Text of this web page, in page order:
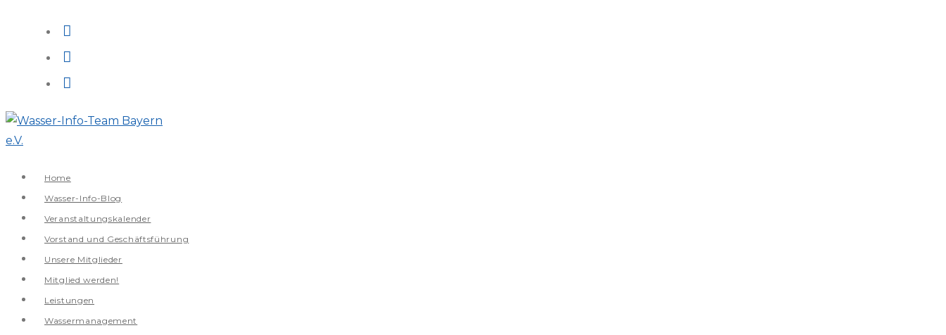
springen
Home
Wasser-Info-Blog
Veranstaltungskalender
Vorstand und Geschäftsführung
Unsere Mitglieder
Mitglied werden!
Leistungen
Wassermanagement